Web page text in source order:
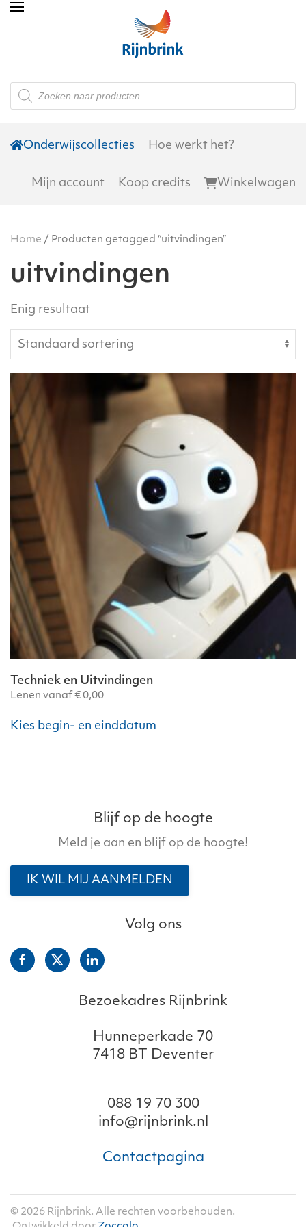
Skip to main content
Producten
zoeken
Onderwijscollecties Hoe werkt het?
Mijn account Koop credits Winkelwagen
Home / Producten getagged “uitvindingen”
uitvindingen
Enig resultaat
Techniek en Uitvindingen
Lenen vanaf € 0,00
Kies begin- en einddatum
Blijf op de hoogte
Meld je aan en blijf op de hoogte!
IK WIL MIJ AANMELDEN
Volg ons
Bezoekadres Rijnbrink
Hunneperkade 70
7418 BT Deventer
088 19 70 300
info@rijnbrink.nl
Contactpagina
© 2026 Rijnbrink. Alle rechten voorbehouden.